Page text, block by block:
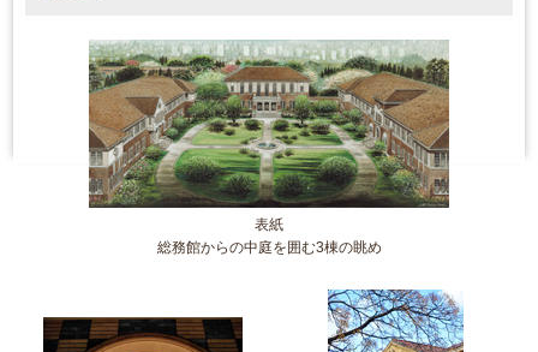
表紙
総務館からの中庭を囲む3棟の眺め